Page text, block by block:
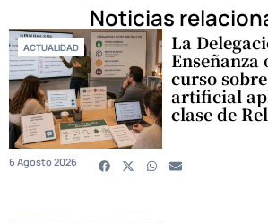
Noticias
ACTUALIDAD La
Enseñanza
curso
artificial
clase de
6 Agosto 2026